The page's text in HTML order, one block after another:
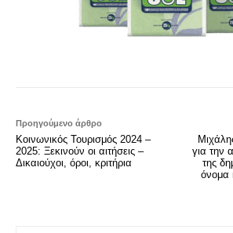
Προηγούμενο άρθρο
Κοινωνικός Τουρισμός 2024 –
2025: Ξεκινούν οι αιτήσεις –
Δικαιούχοι, όροι, κριτήρια
για την
της
όνομα